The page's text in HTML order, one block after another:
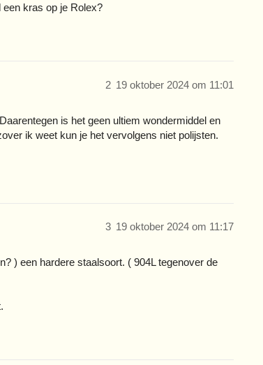
kras op je Rolex?
19 oktober 2024 om 11:01
2
is het geen ultiem wondermiddel en
ik weet kun je het vervolgens niet polijsten.
19 oktober 2024 om 11:17
3
) een hardere staalsoort. ( 904L tegenover de